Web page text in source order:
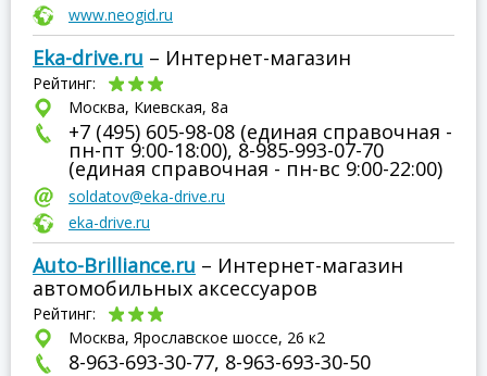
www.neogid.ru
Eka-drive.ru – Интернет-магазин
Рейтинг:
Москва, Киевская, 8а
+7 (495) 605-98-08 (единая справочная -
пн-пт 9:00-18:00), 8-985-993-07-70
(единая справочная - пн-вс 9:00-22:00)
soldatov@eka-drive.ru
eka-drive.ru
Auto-Brilliance.ru – Интернет-магазин
автомобильных аксессуаров
Рейтинг:
Москва, Ярославское шоссе, 26 к2
8-963-693-30-77, 8-963-693-30-50